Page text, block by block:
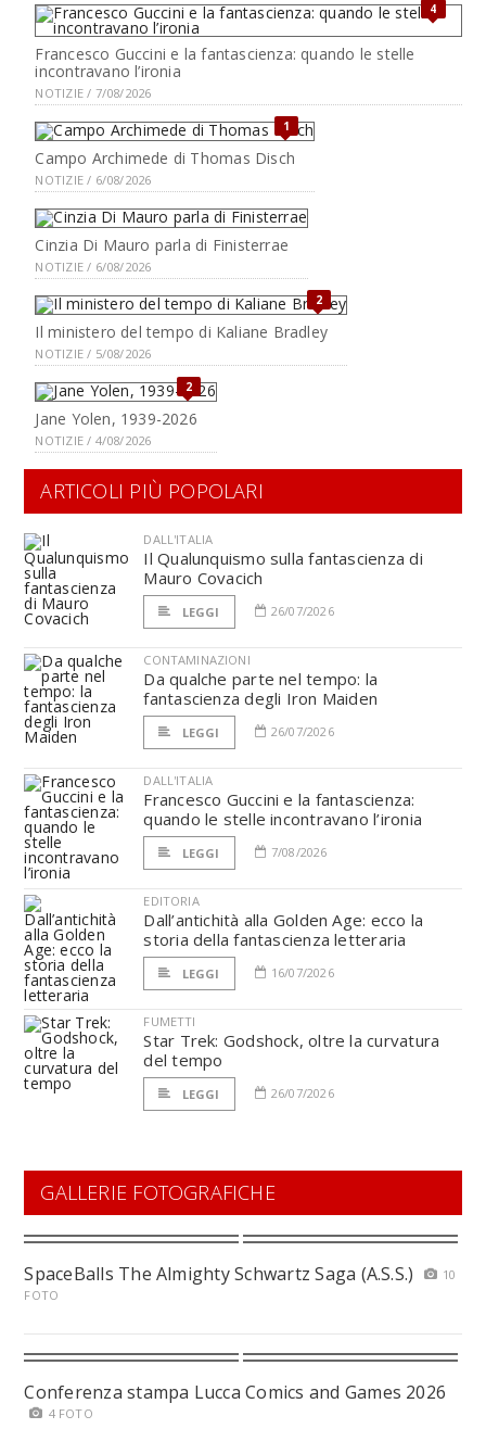
4
Francesco Guccini e la fantascienza: quando le stelle
incontravano l’ironia
NOTIZIE / 7/08/2026
1
Campo Archimede di Thomas Disch
NOTIZIE / 6/08/2026
Cinzia Di Mauro parla di Finisterrae
NOTIZIE / 6/08/2026
2
Il ministero del tempo di Kaliane Bradley
NOTIZIE / 5/08/2026
2
Jane Yolen, 1939-2026
NOTIZIE / 4/08/2026
ARTICOLI PIÙ POPOLARI
DALL'ITALIA
Il Qualunquismo sulla fantascienza di
Mauro Covacich
LEGGI 26/07/2026
CONTAMINAZIONI
Da qualche parte nel tempo: la
fantascienza degli Iron Maiden
LEGGI 26/07/2026
DALL'ITALIA
Francesco Guccini e la fantascienza:
quando le stelle incontravano l’ironia
LEGGI 7/08/2026
EDITORIA
Dall’antichità alla Golden Age: ecco la
storia della fantascienza letteraria
LEGGI 16/07/2026
FUMETTI
Star Trek: Godshock, oltre la curvatura
del tempo
LEGGI 26/07/2026
GALLERIE FOTOGRAFICHE
SpaceBalls The Almighty Schwartz Saga (A.S.S.)
10
FOTO
Conferenza stampa Lucca Comics and Games 2026
4 FOTO